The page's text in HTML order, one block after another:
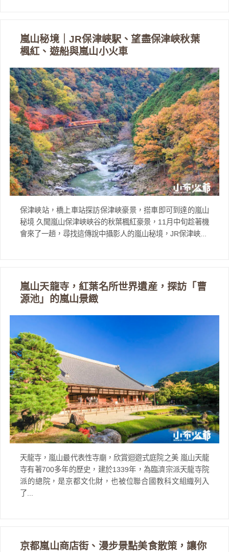
嵐山秘境｜JR保津峽駅、望盡保津峡秋葉
楓紅、遊船與嵐山小火車
保津峽站，橋上車站探訪保津峽豪景，搭車即可到達的嵐山
秘境 久聞嵐山保津峽峽谷的秋葉楓紅豪景，11月中旬趁著機
會來了一趟，尋找這傳說中攝影人的嵐山秘境，JR保津峽...
嵐山天龍寺，紅葉名所世界遺産，探訪「曹
源池」的嵐山景緻
天龍寺，嵐山最代表性寺廟，欣賞迴遊式庭院之美 嵐山天龍
寺有著700多年的歷史，建於1339年，為臨濟宗派天龍寺院
派的總院，是京都文化財，也被位聯合國教科文組織列入
了...
京都嵐山商店街、漫步景點美食散策，讓你